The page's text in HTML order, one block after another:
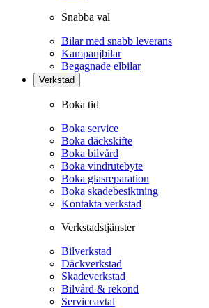
Snabba val
Bilar med snabb leverans
Kampanjbilar
Begagnade elbilar
Verkstad
Boka tid
Boka service
Boka däckskifte
Boka bilvård
Boka vindrutebyte
Boka glasreparation
Boka skadebesiktning
Kontakta verkstad
Verkstadstjänster
Bilverkstad
Däckverkstad
Skadeverkstad
Bilvård & rekond
Serviceavtal